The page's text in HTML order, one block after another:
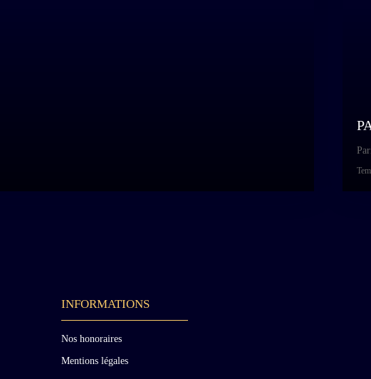
INFORMATIONS
Nos honoraires
Mentions légales